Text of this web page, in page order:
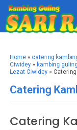
Home » catering
Ciwidey » kambing guling
Lezat Ciwidey »
Catering
Catering